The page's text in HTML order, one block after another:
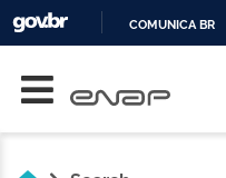
COMUNICA BR